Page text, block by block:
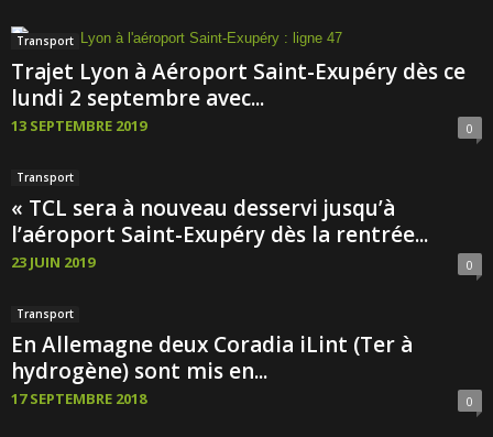
Transport
Trajet Lyon à Aéroport Saint-Exupéry dès ce
lundi 2 septembre avec...
13 SEPTEMBRE 2019 0
Transport
« TCL sera à nouveau desservi jusqu’à
l’aéroport Saint-Exupéry dès la rentrée...
23 JUIN 2019 0
Transport
En Allemagne deux Coradia iLint (Ter à
hydrogène) sont mis en...
17 SEPTEMBRE 2018 0